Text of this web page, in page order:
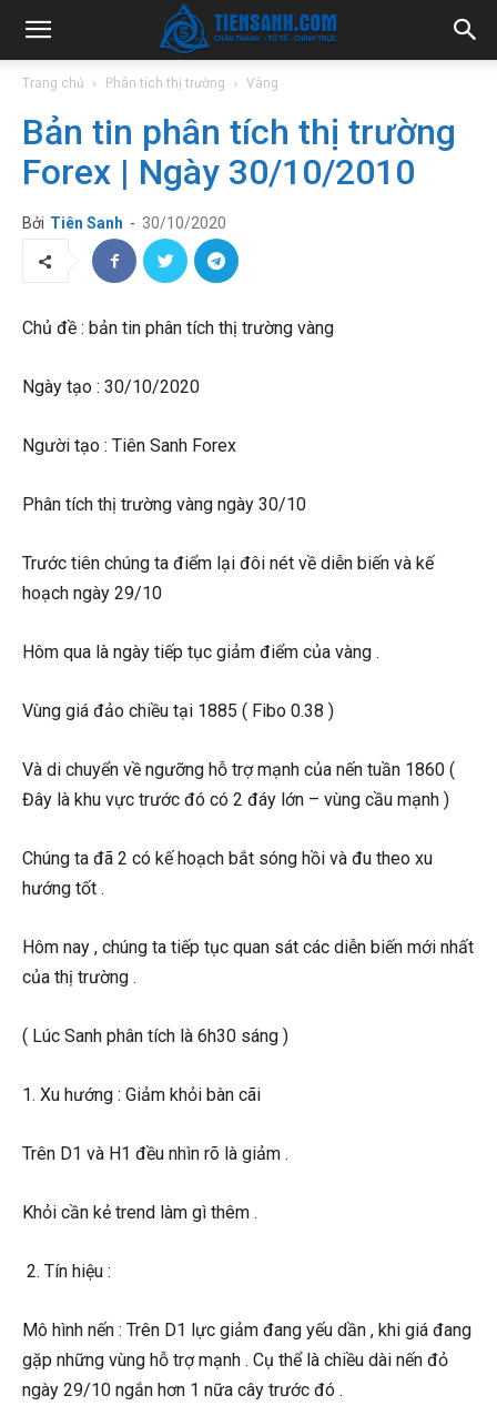
Trang chủ Phân tích thị trường Vàng
Bản tin phân tích thị trường
Forex | Ngày 30/10/2010
Bởi Tiên Sanh - 30/10/2020
Chủ đề : bản tin phân tích thị trường vàng
Ngày tạo : 30/10/2020
Người tạo : Tiên Sanh Forex
Phân tích thị trường vàng ngày 30/10
Trước tiên chúng ta điểm lại đôi nét về diễn biến và kế
hoạch ngày 29/10
Hôm qua là ngày tiếp tục giảm điểm của vàng .
Vùng giá đảo chiều tại 1885 ( Fibo 0.38 )
Và di chuyển về ngưỡng hỗ trợ mạnh của nến tuần 1860 (
Đây là khu vực trước đó có 2 đáy lớn – vùng cầu mạnh )
Chúng ta đã 2 có kế hoạch bắt sóng hồi và đu theo xu
hướng tốt .
Hôm nay , chúng ta tiếp tục quan sát các diễn biến mới nhất
của thị trường .
( Lúc Sanh phân tích là 6h30 sáng )
1. Xu hướng : Giảm khỏi bàn cãi
Trên D1 và H1 đều nhìn rõ là giảm .
Khỏi cần kẻ trend làm gì thêm .
2. Tín hiệu :
Mô hình nến : Trên D1 lực giảm đang yếu dần , khi giá đang
gặp những vùng hỗ trợ mạnh . Cụ thể là chiều dài nến đỏ
ngày 29/10 ngắn hơn 1 nữa cây trước đó .